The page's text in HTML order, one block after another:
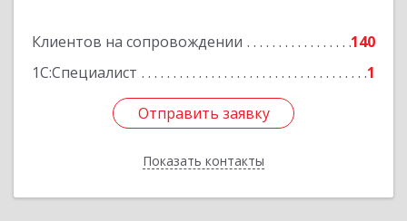
Клиентов на сопровождении
140
1С:Специалист
1
Отправить заявку
Показать контакты
Подробнее
Отправить заявку
Назад